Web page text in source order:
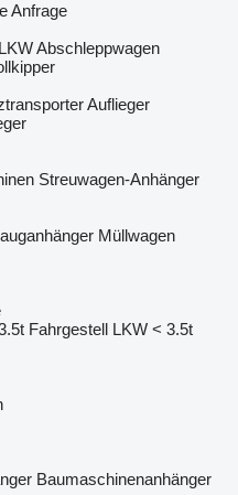
Anfrage
Abschleppwagen
Auflieger
Streuwagen-Anhänger
Müllwagen
Fahrgestell LKW < 3.5t
Baumaschinenanhänger